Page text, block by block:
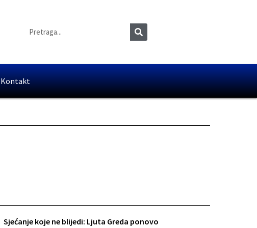
Kontakt
Sjećanje koje ne blijedi: Ljuta Greda ponovo